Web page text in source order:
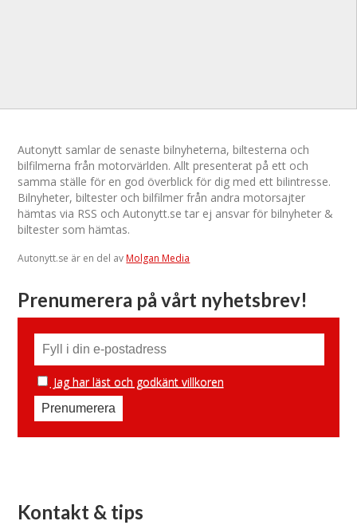
Autonytt samlar de senaste bilnyheterna, biltesterna och
bilfilmerna från motorvärlden. Allt presenterat på ett och
samma ställe för en god överblick för dig med ett bilintresse.
Bilnyheter, biltester och bilfilmer från andra motorsajter
hämtas via RSS och Autonytt.se tar ej ansvar för bilnyheter &
biltester som hämtas.
Autonytt.se är en del avMolgan Media
Prenumerera på vårt nyhetsbrev!
Jag har läst och godkänt villkoren
Kontakt & tips